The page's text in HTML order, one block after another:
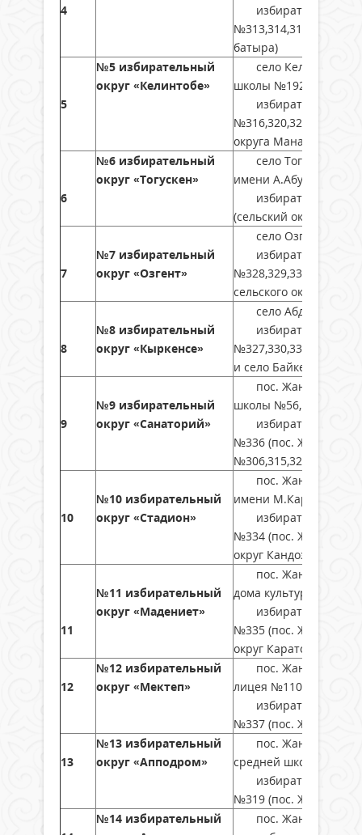
4
избирательный
№313,314,317,321
батыра)
5
№5 избирательный
округ «Келинтобе»
село Келинтобе,
школы №192,
избирательный
№316,320,325
округа Манап)
6
№6 избирательный
округ «Тогускен»
село Тогускен,
имени А.Абуталипова,
избирательный
(сельский округ
7
№7 избирательный
округ «Озгент»
село Озгент,
избирательный
№328,329,331
сельского округа
8
№8 избирательный
округ «Кыркенсе»
село Абдигаппар,
избирательный
№327,330,332,333,342
и село Байкенже
9
№9 избирательный
округ «Санаторий»
пос. Жанақорган,
школы №56,
избирательный
№336 (пос.
10
№10 избирательный
округ «Стадион»
пос. Жанакорган,
имени М.Каратаева,
избирательный
№334 (пос.
округ Кандоз)
11
№11 избирательный
округ «Мадениет»
пос. Жанақорган,
дома культуры имени
избирательный
№335 (пос.
округ Каратобе)
12
№12 избирательный
округ «Мектеп»
пос. Жанақорган,
лицея №110,
избирательный
№337 (пос.
13
№13 избирательный
округ «Апподром»
пос. Жанақорган,
средней школы №286,
избирательный
№319 (пос.
№14 избирательный
пос. Жанакорган,